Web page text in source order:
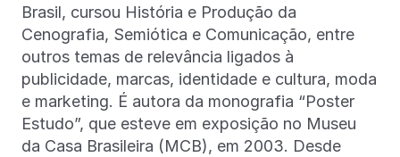
Brasil, cursou História e Produção da
Cenografia, Semiótica e Comunicação, entre
outros temas de relevância ligados à
publicidade, marcas, identidade e cultura, moda
e marketing. É autora da monografia “Poster
Estudo”, que esteve em exposição no Museu
da Casa Brasileira (MCB), em 2003. Desde